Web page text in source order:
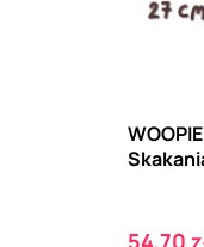
Cena
54,70